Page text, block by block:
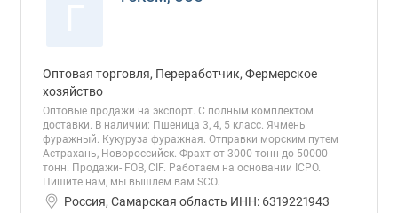
Оптовая торговля, Переработчик, Фермерское
хозяйство
Оптовые продажи на экспорт. С полным комплектом
доставки. В наличии: Пшеница 3, 4, 5 класс. Ячмень
фуражный. Кукуруза фуражная. Отправки морским путем
Астрахань, Новороссийск. Фрахт от 3000 тонн до 50000
тонн. Продажи- FOB, CIF. Работаем на основании ICPO.
Пишите нам, мы вышлем вам SCO.
Россия, Самарская область ИНН: 6319221943